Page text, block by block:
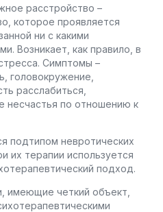
расстройство –
которое проявляется
ни с какими
Возникает, как правило, в
Симптомы –
головокружение,
расслабиться,
несчастья по отношению к
подтипом невротических
их терапии используется
подход.
имеющие четкий объект,